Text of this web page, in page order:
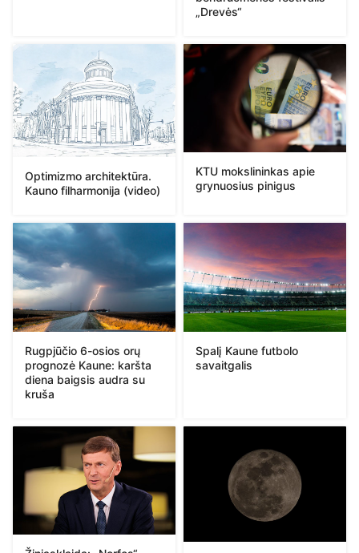
„Drevės“
Optimizmo architektūra.
Kauno filharmonija (video)
KTU mokslininkas apie
grynuosius pinigus
Rugpjūčio 6-osios orų
prognozė Kaune: karšta
diena baigsis audra su
kruša
Spalį Kaune futbolo
savaitgalis